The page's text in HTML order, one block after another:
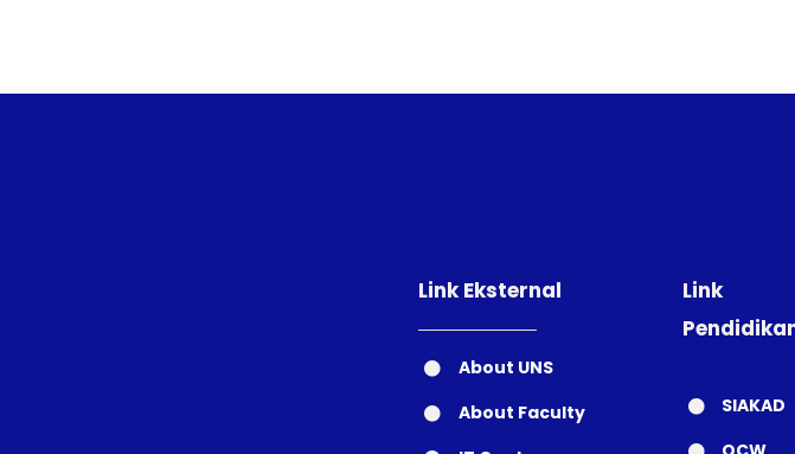
Link Eksternal
About UNS
About Faculty
Link
SIAKAD